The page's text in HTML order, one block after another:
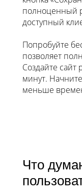
полноценный
доступный
Попробуйте
позволяет
Создайте сайт
минут.
меньше
Что